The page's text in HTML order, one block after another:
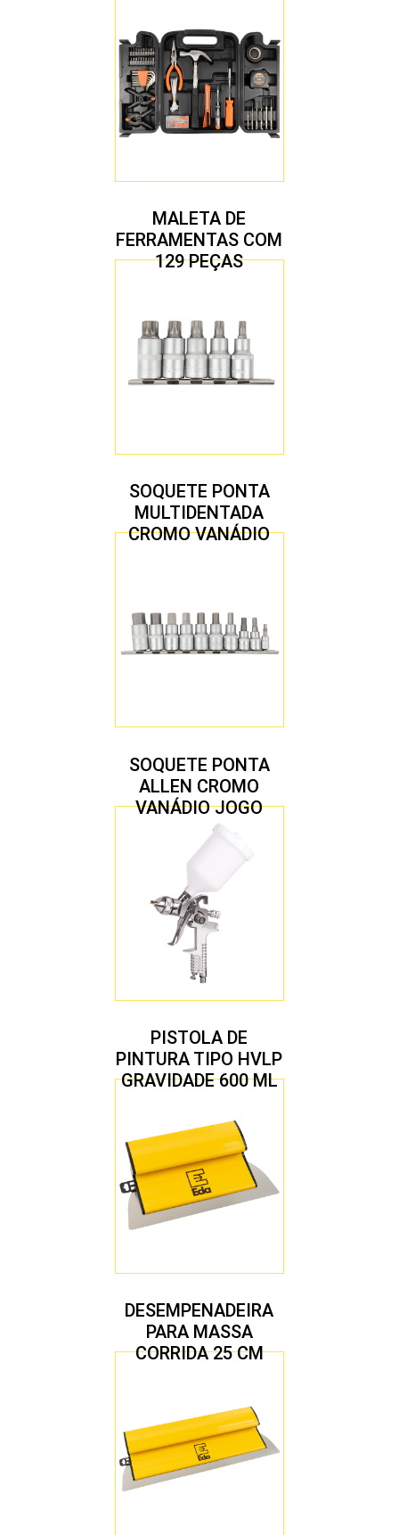
MALETA DE
FERRAMENTAS COM
129 PEÇAS
SOQUETE PONTA
MULTIDENTADA
CROMO VANÁDIO
SOQUETE PONTA
ALLEN CROMO
VANÁDIO JOGO
COM 10 PEÇAS
PISTOLA DE
PINTURA TIPO HVLP
GRAVIDADE 600 ML
1,7 MM
DESEMPENADEIRA
PARA MASSA
CORRIDA 25 CM